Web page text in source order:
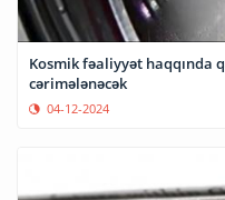
Kosmik fəaliyyət haqqında
cərimələnəcək
04-12-2024